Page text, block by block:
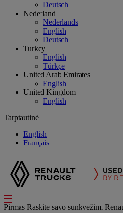
Deutsch
Nederland
Nederlands
English
Deutsch
Turkey
English
Türkçe
United Arab Emirates
English
United Kingdom
English
Tarptautinė
English
Français
Pirmas Raskite savo sunkvežimį